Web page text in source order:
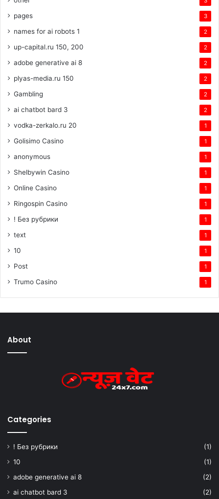
pages 3
names for ai robots 1 2
up-capital.ru 150, 200 2
adobe generative ai 8 2
plyas-media.ru 150 2
Gambling 2
ai chatbot bard 3 2
vodka-zerkalo.ru 20 1
Golisimo Casino 1
anonymous 1
Shelbywin Casino 1
Online Casino 1
Ringospin Casino 1
! Без рубрики 1
text 1
10 1
Post 1
Trumo Casino 1
About
Categories
! Без рубрики
(1)
10
(1)
adobe generative ai 8
(2)
ai chatbot bard 3
(2)